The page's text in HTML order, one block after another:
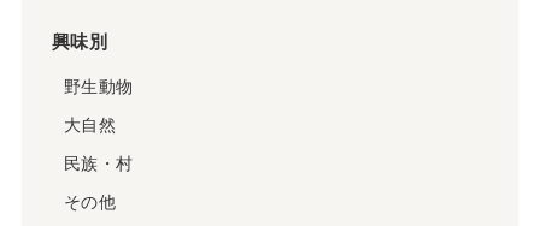
興味別
野生動物
大自然
民族・村
その他